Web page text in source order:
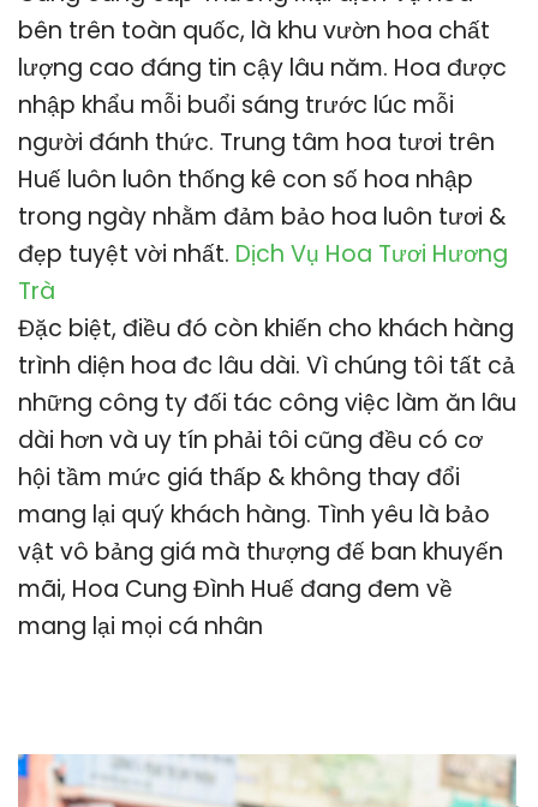
bên trên toàn quốc, là khu vườn hoa chất
lượng cao đáng tin cậy lâu năm. Hoa được
nhập khẩu mỗi buổi sáng trước lúc mỗi
người đánh thức. Trung tâm hoa tươi trên
Huế luôn luôn thống kê con số hoa nhập
trong ngày nhằm đảm bảo hoa luôn tươi &
đẹp tuyệt vời nhất. Dịch Vụ Hoa Tươi Hương
Trà
Đặc biệt, điều đó còn khiến cho khách hàng
trình diện hoa đc lâu dài. Vì chúng tôi tất cả
những công ty đối tác công việc làm ăn lâu
dài hơn và uy tín phải tôi cũng đều có cơ
hội tầm mức giá thấp & không thay đổi
mang lại quý khách hàng. Tình yêu là bảo
vật vô bảng giá mà thượng đế ban khuyến
mãi, Hoa Cung Đình Huế đang đem về
mang lại mọi cá nhân